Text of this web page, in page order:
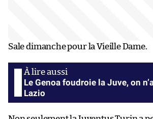
Sale dimanche pour la Vieille Dame.
Le Genoa foudroie la Juve, on
Lazio